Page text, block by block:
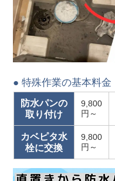
● 特殊作業の基本料金
防水パンの
取り付け
9,800
円～
カベピタ水
栓に交換
9,800
円～